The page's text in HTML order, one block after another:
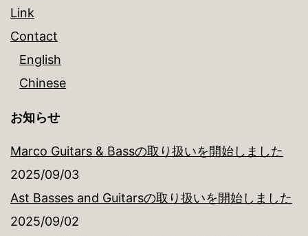
Link
Contact
English
Chinese
お知らせ
Marco Guitars & Bassの取り扱いを開始しました
2025/09/03
Ast Basses and Guitarsの取り扱いを開始しました
2025/09/02